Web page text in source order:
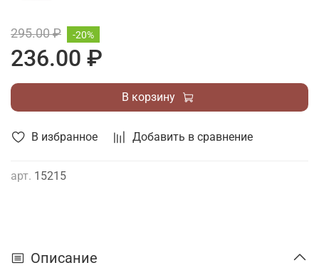
В избранное Добавить в сравнение
арт. 15215
295.00 ₽
236.00 ₽
-20%
В корзину
Описание